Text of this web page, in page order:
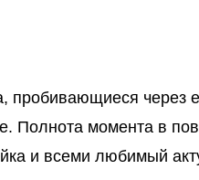
пробивающиеся через
Полнота момента в
и всеми любимый